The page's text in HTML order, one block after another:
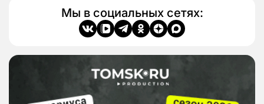
Мы в социальных сетях: